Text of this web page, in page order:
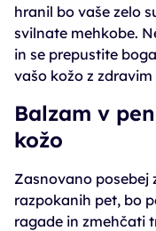
hranil bo vaše zelo
svilnate mehkobe.
in se prepustite
vašo kožo z zdravim
Balzam v
kožo
Zasnovano posebej
razpokanih pet, bo
ragade in zmehčati